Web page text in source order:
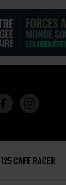
125 CAFE RACER